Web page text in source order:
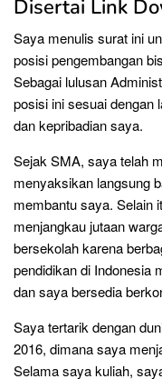
Disertai Link
Saya menulis surat ini
posisi pengembangan
Sebagai lulusan
posisi ini sesuai dengan
dan kepribadian saya.
Sejak SMA, saya telah
menyaksikan langsung
membantu saya. Selain
menjangkau jutaan
bersekolah karena
pendidikan di Indonesia
dan saya bersedia
Saya tertarik dengan
2016, dimana saya
Selama saya kuliah,